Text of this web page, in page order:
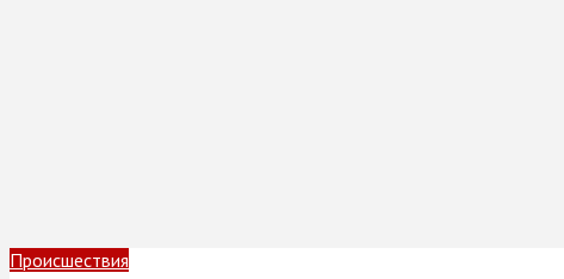
Происшествия